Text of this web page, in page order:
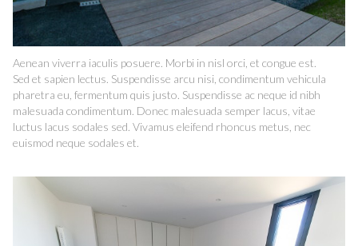
Aenean viverra iaculis posuere. Morbi in nisl orci, et congue est.
Sed et sapien lectus. Suspendisse arcu nisi, condimentum vehicula
pharetra eu, fermentum quis justo. Suspendisse ac neque id nibh
malesuada condimentum. Donec malesuada semper lacus, vitae
luctus lacus sodales sed. Vivamus eleifend rhoncus metus, nec
euismod neque sodales et.